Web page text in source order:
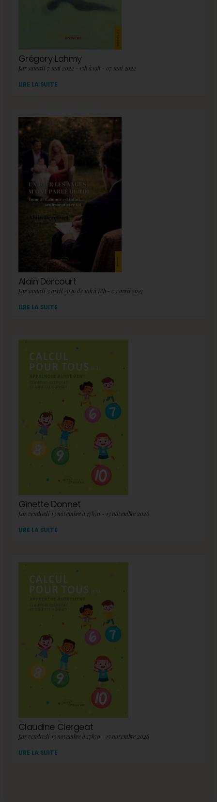
Grégory Lahmy
par samedi 7 mai 2022 - 15h à 19h - 07 mai 2022
LIRE LA SUITE
Alain Dercourt
par samedi 3 avril 2026 de 10h à 18h - 03 avril 2027
LIRE LA SUITE
Ginette Donnet
par vendredi 13 novembre à 17h30 - 13 novembre 2026
LIRE LA SUITE
Claudine Clergeat
par vendredi 13 novembre à 17h30 - 13 novembre 2026
LIRE LA SUITE